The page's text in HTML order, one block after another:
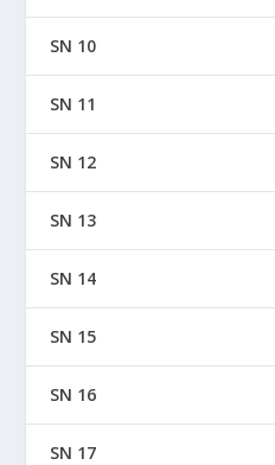
SN 10
SN 11
SN 12
SN 13
SN 14
SN 15
SN 16
SN 17